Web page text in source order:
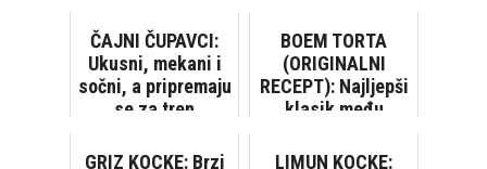
priliku
ČAJNI ČUPAVCI:
Ukusni, mekani i
sočni, a pripremaju
se za tren
BOEM TORTA
(ORIGINALNI
RECEPT): Najljepši
klasik među
GRIZ KOCKE: Brzi
LIMUN KOCKE: